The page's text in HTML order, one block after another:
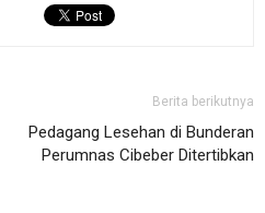
Berita berikutnya
Pedagang Lesehan di Bunderan
Perumnas Cibeber Ditertibkan